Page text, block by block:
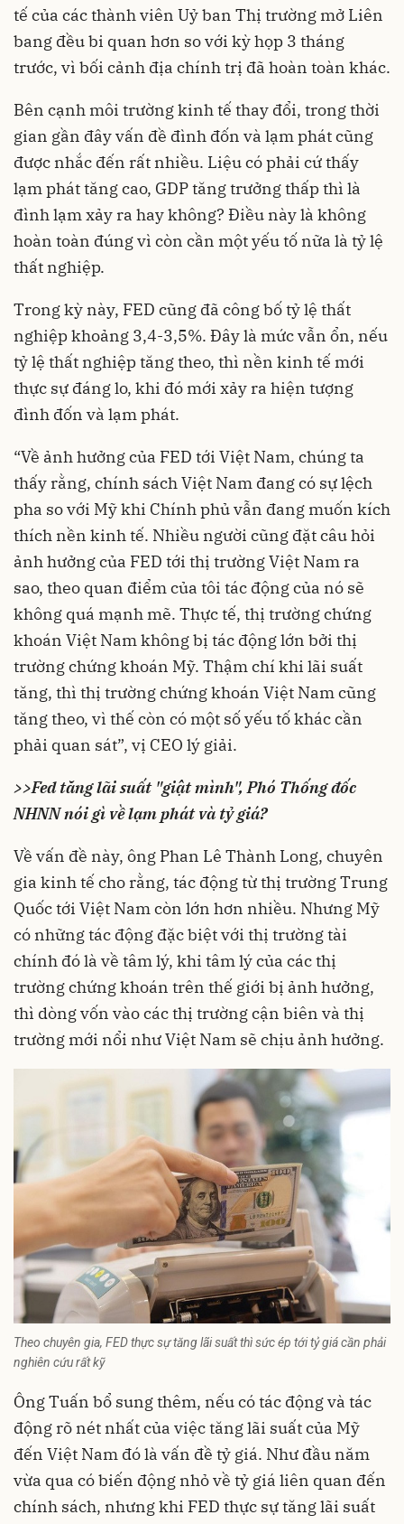
tế của các thành viên Uỷ ban Thị trường mở Liên
bang đều bi quan hơn so với kỳ họp 3 tháng
trước, vì bối cảnh địa chính trị đã hoàn toàn khác.
Bên cạnh môi trường kinh tế thay đổi, trong thời
gian gần đây vấn đề đình đốn và lạm phát cũng
được nhắc đến rất nhiều. Liệu có phải cứ thấy
lạm phát tăng cao, GDP tăng trưởng thấp thì là
đình lạm xảy ra hay không? Điều này là không
hoàn toàn đúng vì còn cần một yếu tố nữa là tỷ lệ
thất nghiệp.
Trong kỳ này, FED cũng đã công bố tỷ lệ thất
nghiệp khoảng 3,4-3,5%. Đây là mức vẫn ổn, nếu
tỷ lệ thất nghiệp tăng theo, thì nền kinh tế mới
thực sự đáng lo, khi đó mới xảy ra hiện tượng
đình đốn và lạm phát.
“Về ảnh hưởng của FED tới Việt Nam, chúng ta
thấy rằng, chính sách Việt Nam đang có sự lệch
pha so với Mỹ khi Chính phủ vẫn đang muốn kích
thích nền kinh tế. Nhiều người cũng đặt câu hỏi
ảnh hưởng của FED tới thị trường Việt Nam ra
sao, theo quan điểm của tôi tác động của nó sẽ
không quá mạnh mẽ. Thực tế, thị trường chứng
khoán Việt Nam không bị tác động lớn bởi thị
trường chứng khoán Mỹ. Thậm chí khi lãi suất
tăng, thì thị trường chứng khoán Việt Nam cũng
tăng theo, vì thế còn có một số yếu tố khác cần
phải quan sát”, vị CEO lý giải.
>>Fed tăng lãi suất "giật mình", Phó Thống đốc
NHNN nói gì về lạm phát và tỷ giá?
Về vấn đề này, ông Phan Lê Thành Long, chuyên
gia kinh tế cho rằng, tác động từ thị trường Trung
Quốc tới Việt Nam còn lớn hơn nhiều. Nhưng Mỹ
có những tác động đặc biệt với thị trường tài
chính đó là về tâm lý, khi tâm lý của các thị
trường chứng khoán trên thế giới bị ảnh hưởng,
thì dòng vốn vào các thị trường cận biên và thị
trường mới nổi như Việt Nam sẽ chịu ảnh hưởng.
Theo chuyên gia, FED thực sự tăng lãi suất thì sức ép tới tỷ giá cần phải
nghiên cứu rất kỹ
Ông Tuấn bổ sung thêm, nếu có tác động và tác
động rõ nét nhất của việc tăng lãi suất của Mỹ
đến Việt Nam đó là vấn đề tỷ giá. Như đầu năm
vừa qua có biến động nhỏ về tỷ giá liên quan đến
chính sách, nhưng khi FED thực sự tăng lãi suất